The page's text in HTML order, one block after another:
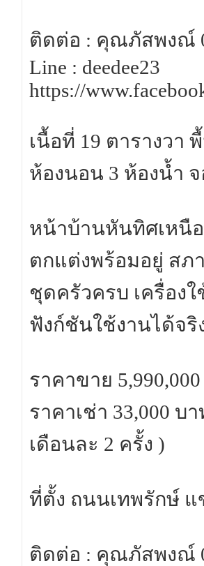
ติดต่อ : คุณภัสพงณ์
Line : deedee23
https://
เนื้อที่ 19 ตารางวา
ห้องนอน 3 ห้องน้ำ
หน้าบ้านหันทิศเหนื
ตกแต่งพร้อมอยู่ สภ
ชุดครัวครบ เครื่อง
ฟังก์ชันใช้งานได้จริ
ราคาขาย
ราคาเช่า 33,000
เดือนละ 2 ครั้ง )
ที่ตั้ง ถนนเทพรักษ์ แ
ติดต่อ : คุณภัสพงณ์